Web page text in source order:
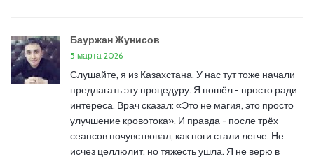
Бауржан Жунисов
5 марта 2026
Слушайте, я из Казахстана. У нас тут тоже начали
предлагать эту процедуру. Я пошёл - просто ради
интереса. Врач сказал: «Это не магия, это просто
улучшение кровотока». И правда - после трёх
сеансов почувствовал, как ноги стали легче. Не
исчез целлюлит, но тяжесть ушла. Я не верю в